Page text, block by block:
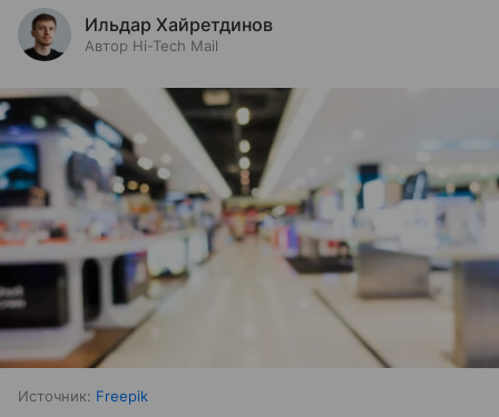
Ильдар Хайретдинов
Автор Hi-Tech Mail
Источник: Freepik